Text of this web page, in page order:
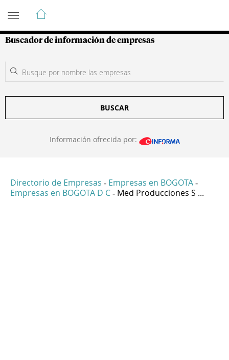
Guía de Empresas Colombianas
Buscador de información de empresas
BUSCAR
Información ofrecida por:
Directorio de Empresas - Empresas en BOGOTA -
Empresas en BOGOTA D C - Med Producciones S ...